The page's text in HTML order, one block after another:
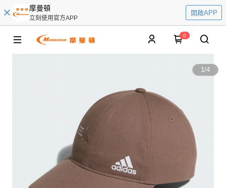
摩曼頓
立刻使用官方APP
開啟APP
0
1/4